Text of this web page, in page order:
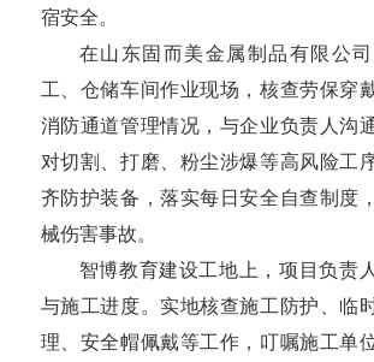
宿安全。
在山东固而美金属制品有限公
工、仓储车间作业现场，核查劳保穿
消防通道管理情况，与企业负责人沟
对切割、打磨、粉尘涉爆等高风险工
齐防护装备，落实每日安全自查制度
械伤害事故。
智博教育建设工地上，项目负责
与施工进度。实地核查施工防护、临
理、安全帽佩戴等工作，叮嘱施工单